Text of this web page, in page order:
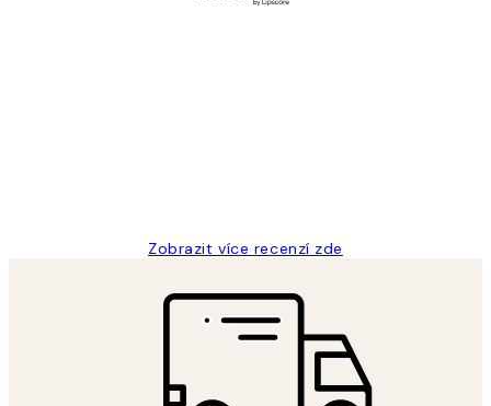
Zobrazit více recenzí zde